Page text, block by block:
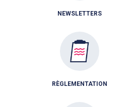
NEWSLETTERS
RÈGLEMENTATION